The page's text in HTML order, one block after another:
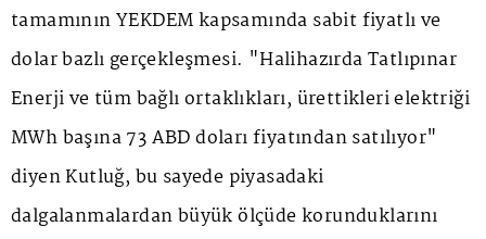
tamamının YEKDEM kapsamında sabit fiyatlı ve
dolar bazlı gerçekleşmesi. "Halihazırda Tatlıpınar
Enerji ve tüm bağlı ortaklıkları, ürettikleri elektriği
MWh başına 73 ABD doları fiyatından satılıyor"
diyen Kutluğ, bu sayede piyasadaki
dalgalanmalardan büyük ölçüde korunduklarını